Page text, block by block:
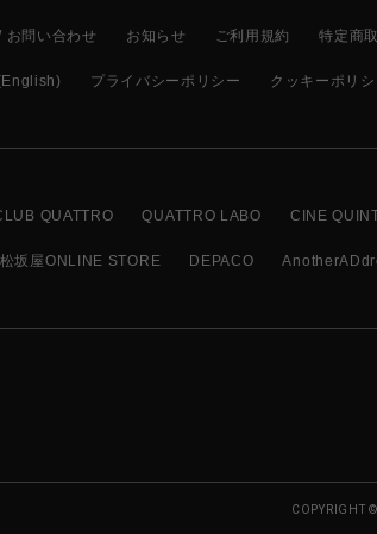
お問い合わせ お知らせ ご利用規約 特定商
プライバシーポリシー クッキーポリシ
QUATTRO QUATTRO LABO CINE
坂屋ONLINE STORE DEPACO
COPYRIGHT